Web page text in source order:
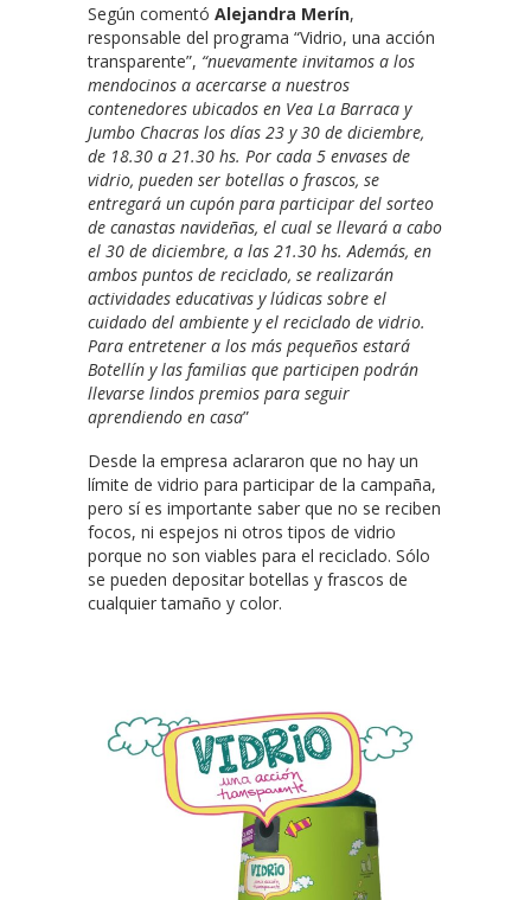
Según comentó Alejandra Merín,
responsable del programa “Vidrio, una acción
transparente”, “nuevamente invitamos a los
mendocinos a acercarse a nuestros
contenedores ubicados en Vea La Barraca y
Jumbo Chacras los días 23 y 30 de diciembre,
de 18.30 a 21.30 hs. Por cada 5 envases de
vidrio, pueden ser botellas o frascos, se
entregará un cupón para participar del sorteo
de canastas navideñas, el cual se llevará a cabo
el 30 de diciembre, a las 21.30 hs. Además, en
ambos puntos de reciclado, se realizarán
actividades educativas y lúdicas sobre el
cuidado del ambiente y el reciclado de vidrio.
Para entretener a los más pequeños estará
Botellín y las familias que participen podrán
llevarse lindos premios para seguir
aprendiendo en casa”
Desde la empresa aclararon que no hay un
límite de vidrio para participar de la campaña,
pero sí es importante saber que no se reciben
focos, ni espejos ni otros tipos de vidrio
porque no son viables para el reciclado. Sólo
se pueden depositar botellas y frascos de
cualquier tamaño y color.